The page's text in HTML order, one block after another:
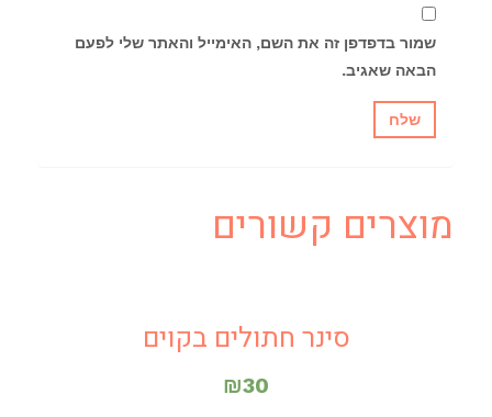
שמור בדפדפן זה את השם, האימייל והאתר שלי לפעם
הבאה שאגיב.
מוצרים קשורים
סינר חתולים בקוים
₪30